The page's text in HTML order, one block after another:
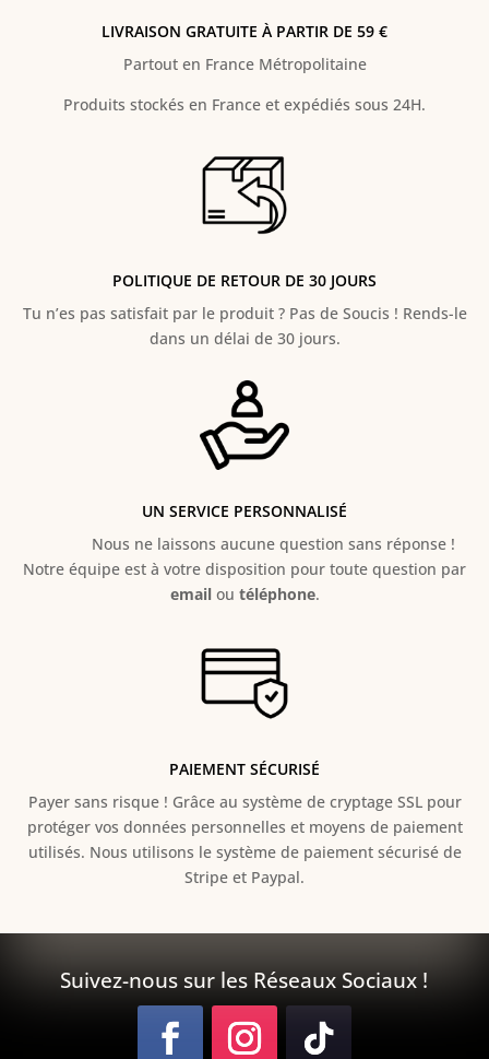
LIVRAISON GRATUITE À PARTIR DE 59 €
Partout en France Métropolitaine
Produits stockés en France et expédiés sous 24H.
POLITIQUE DE RETOUR DE 30 JOURS
Tu n’es pas satisfait par le produit ? Pas de Soucis ! Rends-le
dans un délai de 30 jours.
UN SERVICE PERSONNALISÉ
Nous ne laissons aucune question sans réponse !
Notre équipe est à votre disposition pour toute question par
emailou téléphone.
PAIEMENT SÉCURISÉ
Payer sans risque ! Grâce au système de cryptage SSL pour
protéger vos données personnelles et moyens de paiement
utilisés. Nous utilisons le système de paiement sécurisé de
Stripe et Paypal.
Suivez-nous sur les Réseaux Sociaux !